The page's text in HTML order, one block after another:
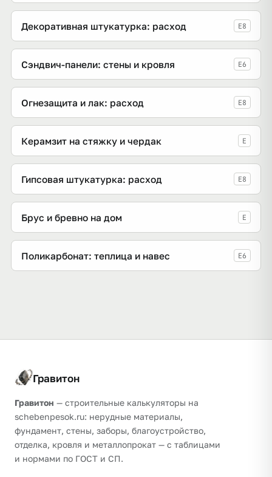
Декоративная штукатурка: расход E8
Сэндвич-панели: стены и кровля E6
Огнезащита и лак: расход E8
Керамзит на стяжку и чердак E
Гипсовая штукатурка: расход E8
Брус и бревно на дом E
Поликарбонат: теплица и навес E6
Гравитон
Гравитон — строительные калькуляторы на
schebenpesok.ru: нерудные материалы,
фундамент, стены, заборы, благоустройство,
отделка, кровля и металлопрокат — с таблицами
и нормами по ГОСТ и СП.